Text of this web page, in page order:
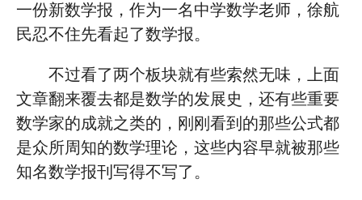
一份新数学报，作为一名中学数学老师，徐航
民忍不住先看起了数学报。
不过看了两个板块就有些索然无味，上面
文章翻来覆去都是数学的发展史，还有些重要
数学家的成就之类的，刚刚看到的那些公式都
是众所周知的数学理论，这些内容早就被那些
知名数学报刊写得不写了。